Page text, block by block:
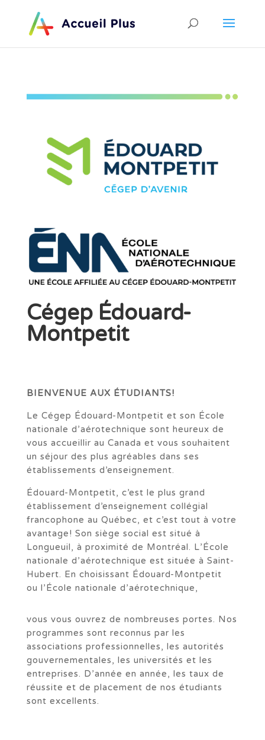
Cégep Édouard-
Montpetit
BIENVENUE AUX ÉTUDIANTS!
Le Cégep Édouard-Montpetit et son École
nationale d’aérotechnique sont heureux de
vous accueillir au Canada et vous souhaitent
un séjour des plus agréables dans ses
établissements d’enseignement.
Édouard-Montpetit, c’est le plus grand
établissement d’enseignement collégial
francophone au Québec, et c’est tout à votre
avantage! Son siège social est situé à
Longueuil, à proximité de Montréal. L’École
nationale d’aérotechnique est située à Saint-
Hubert. En choisissant Édouard-Montpetit
ou l’École nationale d’aérotechnique,
vous vous ouvrez de nombreuses portes. Nos
programmes sont reconnus par les
associations professionnelles, les autorités
gouvernementales, les universités et les
entreprises. D’année en année, les taux de
réussite et de placement de nos étudiants
sont excellents.